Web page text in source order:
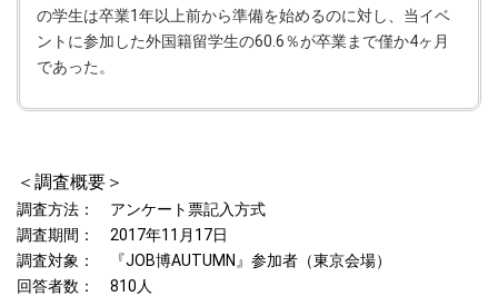
の学生は卒業1年以上前から準備を始めるのに対し、当イベ
ントに参加した外国籍留学生の60.6％が卒業まで僅か4ヶ月
であった。
＜調査概要＞
調査方法： アンケート票記入方式
調査期間： 2017年11月17日
調査対象： 『JOB博AUTUMN』参加者（東京会場）
回答者数： 810人